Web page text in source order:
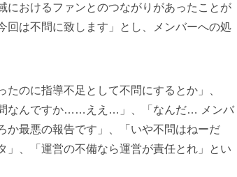
におけるファンとのつながりがあったことが
回は不問に致します」とし、メンバーへの処
のに指導不足として不問にするとか」、
問なんですか……ええ…」、「なんだ… メンバ
最悪の報告です」、「いや不問はねーだ
、「運営の不備なら運営が責任とれ」とい